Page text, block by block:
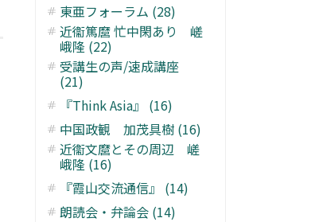
東亜フォーラム (28)
近衞篤麿 忙中閑あり 嵯
峨隆 (22)
受講生の声/速成講座
(21)
『Think Asia』 (16)
中国政観 加茂具樹 (16)
近衞文麿とその周辺 嵯
峨隆 (16)
『霞山交流通信』 (14)
朗読会・弁論会 (14)